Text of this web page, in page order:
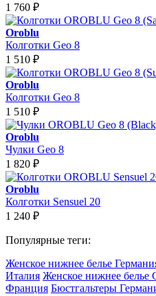
1 760 ₽
Oroblu
Колготки Geo 8
1 510 ₽
Oroblu
Колготки Geo 8
1 510 ₽
Oroblu
Чулки Geo 8
1 820 ₽
Oroblu
Колготки Sensuel 20
1 240 ₽
Популярные теги:
Женское нижнее белье
Италия Женское нижнее
Франция Бюстгальтеры